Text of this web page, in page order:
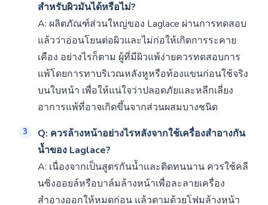
สำหรับผิวมันได้หรือไม่?
A: ผลิตภัณฑ์ส่วนใหญ่ของ Laglace ผ่านการทดสอบ
แล้วว่าอ่อนโยนต่อผิวและไม่ก่อให้เกิดการระคาย
เคือง อย่างไรก็ตาม ผู้ที่มีผิวแพ้ง่ายควรทดสอบการ
แพ้โดยการทาบริเวณหลังหูหรือท้องแขนก่อนใช้จริง
บนใบหน้า เพื่อให้แน่ใจว่าปลอดภัยและหลีกเลี่ยง
อาการแพ้ที่อาจเกิดขึ้นจากส่วนผสมบางชนิด
Q: ควรล้างหน้าอย่างไรหลังจากใช้เครื่องสำอางกัน
น้ำของ Laglace?
A: เนื่องจากเป็นสูตรกันน้ำและติดทนนาน ควรใช้คลี
นซิ่งออยล์หรือบาล์มล้างหน้าเพื่อละลายเครื่อง
สำอางออกให้หมดก่อน แล้วตามด้วยโฟมล้างหน้า